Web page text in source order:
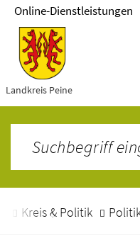
Landkreis Peine
Online-Dienstleistungen
Kreis & Politik